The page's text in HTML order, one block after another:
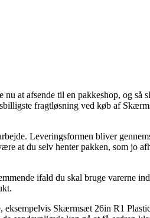
at afsende til en pakkeshop, og så
fragtløsning ved køb af
Leveringsformen bliver
at du selv henter pakken, som jo
ifald du skal bruge varerne
Skærmsæt 26in R1